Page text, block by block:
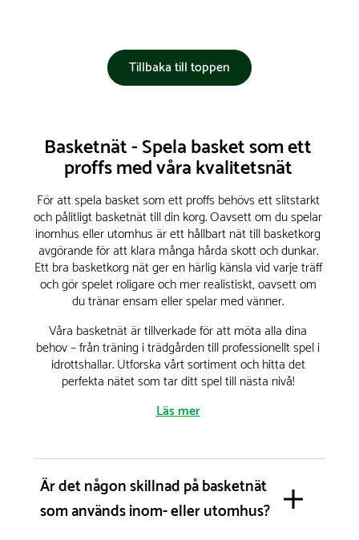
Tillbaka till toppen
Basketnät - Spela basket som ett
proffs med våra kvalitetsnät
För att spela basket som ett proffs behövs ett slitstarkt
och pålitligt basketnät till din korg. Oavsett om du spelar
inomhus eller utomhus är ett hållbart nät till basketkorg
avgörande för att klara många hårda skott och dunkar.
Ett bra basketkorg nät ger en härlig känsla vid varje träff
och gör spelet roligare och mer realistiskt, oavsett om
du tränar ensam eller spelar med vänner.
Våra basketnät är tillverkade för att möta alla dina
behov – från träning i trädgården till professionellt spel i
idrottshallar. Utforska vårt sortiment och hitta det
perfekta nätet som tar ditt spel till nästa nivå!
Läs mer
inomhusbruk
Vi erbjuder ett brett sortiment av basketnät utomhus
som är tillverkade i robusta material som klarar tuffa
Är det någon skillnad på basketnät
som används inom- eller utomhus?